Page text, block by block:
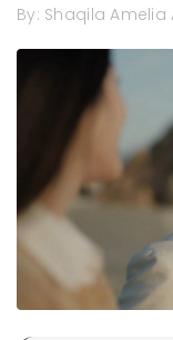
By: Shaqila Amelia